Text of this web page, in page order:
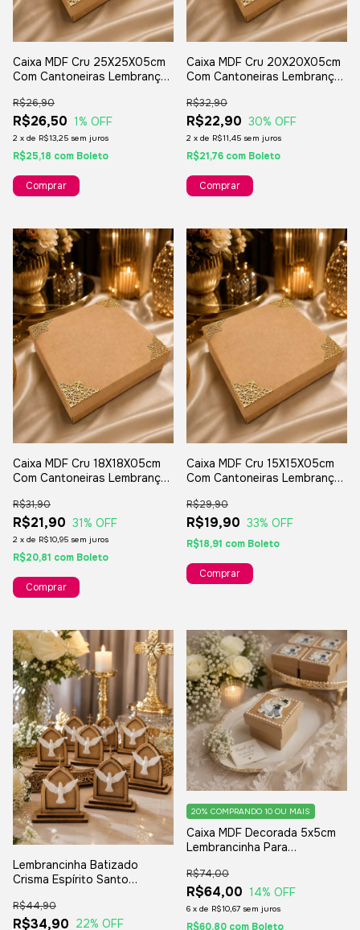
Caixa MDF Cru 25X25X05cm
Com Cantoneiras Lembranças
R$26,50
R$26,90
1% OFF
2 x de R$13,25 sem juros
R$25,18 com Boleto
Comprar
Caixa MDF Cru 20X20X05cm
Com Cantoneiras Lembranças
R$22,90
R$32,90
30% OFF
2 x de R$11,45 sem juros
R$21,76 com Boleto
Comprar
Caixa MDF Cru 18X18X05cm
Com Cantoneiras Lembranças
R$21,90
R$31,90
31% OFF
2 x de R$10,95 sem juros
R$20,81 com Boleto
Comprar
Caixa MDF Cru 15X15X05cm
Com Cantoneiras Lembranças
R$19,90
R$29,90
33% OFF
R$18,91 com Boleto
Comprar
Lembrancinha Batizado
Crisma Espírito Santo
R$34,90
R$44,90
22% OFF
Caixa MDF Decorada 5x5cm
Lembrancinha Para
Unidades
R$64,00
R$74,00
14% OFF
6 x de R$10,67 sem juros
20% COMPRANDO 10 OU MAIS
R$60,80 com Boleto